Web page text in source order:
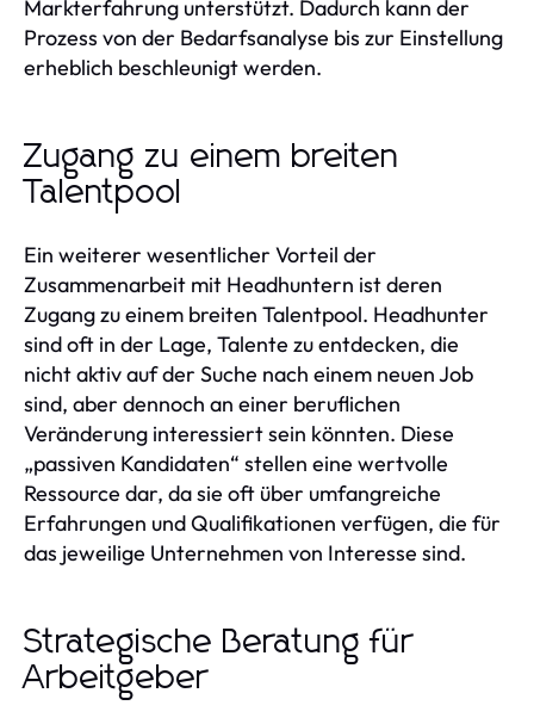
Markterfahrung unterstützt. Dadurch kann der
Prozess von der Bedarfsanalyse bis zur Einstellung
erheblich beschleunigt werden.
Zugang zu einem breiten
Talentpool
Ein weiterer wesentlicher Vorteil der
Zusammenarbeit mit Headhuntern ist deren
Zugang zu einem breiten Talentpool. Headhunter
sind oft in der Lage, Talente zu entdecken, die
nicht aktiv auf der Suche nach einem neuen Job
sind, aber dennoch an einer beruflichen
Veränderung interessiert sein könnten. Diese
„passiven Kandidaten“ stellen eine wertvolle
Ressource dar, da sie oft über umfangreiche
Erfahrungen und Qualifikationen verfügen, die für
das jeweilige Unternehmen von Interesse sind.
Strategische Beratung für
Arbeitgeber